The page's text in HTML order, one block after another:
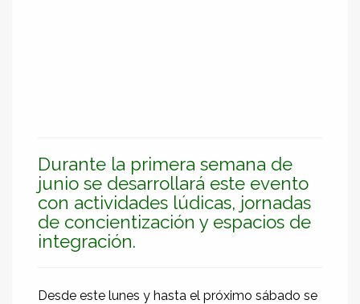
Durante la primera semana de
junio se desarrollará este evento
con actividades lúdicas, jornadas
de concientización y espacios de
integración.
Desde este lunes y hasta el próximo sábado se